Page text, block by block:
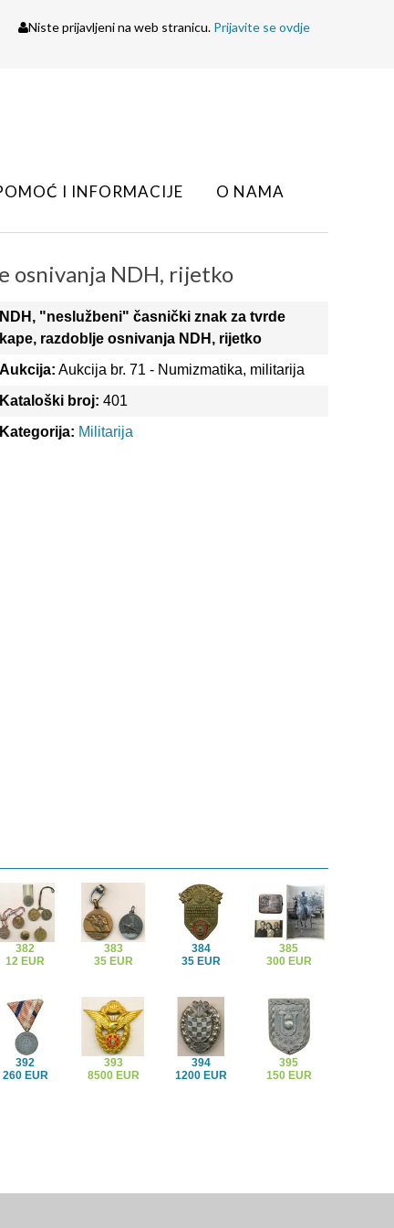
Niste prijavljeni na web stranicu. Prijavite se ovdje
I INFORMACIJE
O NAMA
osnivanja NDH, rijetko
NDH, "neslužbeni" časnički znak za tvrde
kape, razdoblje osnivanja NDH, rijetko
Aukcija: Aukcija br. 71 - Numizmatika, militarija
Kataloški broj: 401
Kategorija: Militarija
382
12 EUR
383
35 EUR
384
35 EUR
385
300 EUR
392
260 EUR
393
8500 EUR
394
1200 EUR
395
150 EUR